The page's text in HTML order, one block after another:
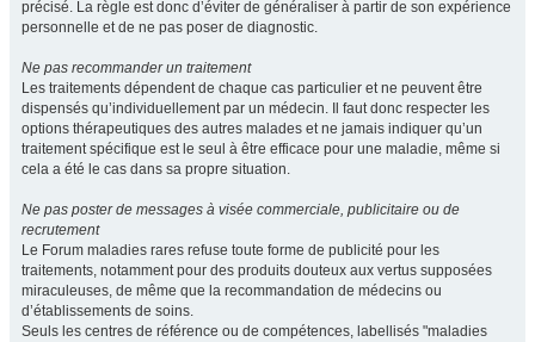
précisé. La règle est donc d’éviter de généraliser à partir de son expérience
personnelle et de ne pas poser de diagnostic.
Ne pas recommander un traitement
Les traitements dépendent de chaque cas particulier et ne peuvent être
dispensés qu’individuellement par un médecin. Il faut donc respecter les
options thérapeutiques des autres malades et ne jamais indiquer qu’un
traitement spécifique est le seul à être efficace pour une maladie, même si
cela a été le cas dans sa propre situation.
Ne pas poster de messages à visée commerciale, publicitaire ou de
recrutement
Le Forum maladies rares refuse toute forme de publicité pour les
traitements, notamment pour des produits douteux aux vertus supposées
miraculeuses, de même que la recommandation de médecins ou
d’établissements de soins.
Seuls les centres de référence ou de compétences, labellisés "maladies